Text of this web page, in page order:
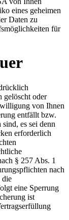
eines geheimen
Daten zu
für
gelöscht oder
von Ihnen
entfällt bzw.
es sei denn
erforderlich
§ 257 Abs. 1
nach
die
eine Sperrung
ist